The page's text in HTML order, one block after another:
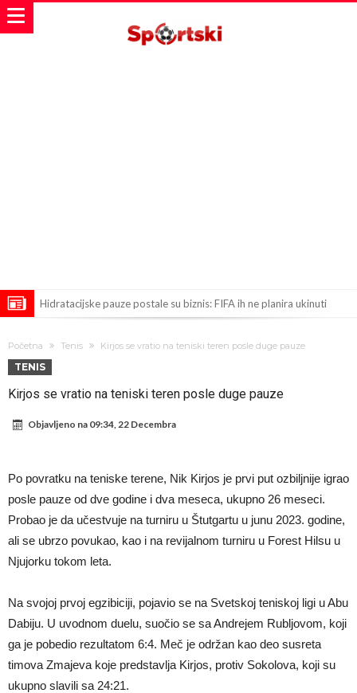
Hidratacijske pauze postale su biznis: FIFA ih ne planira ukinuti
Atletika?!
Ovo se Novaku nikad nije dešavalo: Sinner i Alcaraz odustaju, a
Jake Paul kreće u rušenje UFC-a
Mudrik se vratio na teren nakon više od 600 dana. Odmah ide na
posudbu?
Real Madrid odlučio: Endrick ide u Premier ligu!
Početna Tenis Kirjos se vratio na teniski teren posle duge pauze
TENIS
Kirjos se vratio na teniski teren posle duge pauze
Objavljeno na 09:34, 22 Decembra
Po povratku na teniske terene, Nik Kirjos je prvi put ozbiljnije igrao
posle pauze od dve godine i dva meseca, ukupno 26 meseci.
Probao je da učestvuje na turniru u Štutgartu u junu 2023. godine,
ali se ubrzo povukao, kao i na revijalnom turniru u Forest Hilsu u
Njujorku tokom leta.
Na svojoj prvoj egzibiciji, pojavio se na Svetskoj teniskoj ligi u Abu
Dabiju. U uvodnom duelu, suočio se sa Andrejem Rubljovom, koji
ga je pobedio rezultatom 6:4. Meč je održan kao deo susreta
timova Zmajeva koje predstavlja Kirjos, protiv Sokolova, koji su
ukupno slavili sa 24:21.